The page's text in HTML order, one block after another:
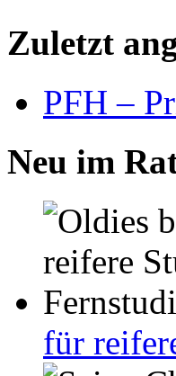
Zuletzt
PFH –
Neu im
für